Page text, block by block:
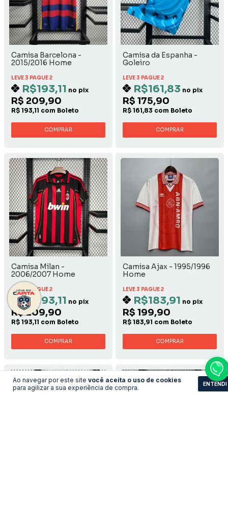
Ao navegar por este site você aceita o uso de cookies
para agilizar a sua experiência de compra.
ENTENDI
Camisa Barcelona -
2015/2016 Home
LEVE 3 PAGUE 2
R$193,11 no pix
R$ 209,90
R$ 193,11 com Boleto
COMPRAR
Camisa da Espanha -
Goleiro
LEVE 3 PAGUE 2
R$161,83 no pix
R$ 175,90
R$ 161,83 com Boleto
COMPRAR
Camisa Milan -
2006/2007 Home
LEVE 3 PAGUE 2
R$193,11 no pix
R$ 209,90
R$ 193,11 com Boleto
COMPRAR
Camisa Ajax - 1995/1996
Home
LEVE 3 PAGUE 2
R$183,91 no pix
R$ 199,90
R$ 183,91 com Boleto
COMPRAR